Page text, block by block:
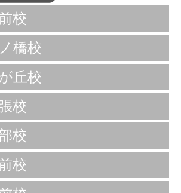
校
橋校
丘校
校
校
校